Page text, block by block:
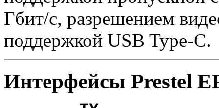
Гбит/с, разрешением
поддержкой USB Type-C.
Интерфейсы Prestel